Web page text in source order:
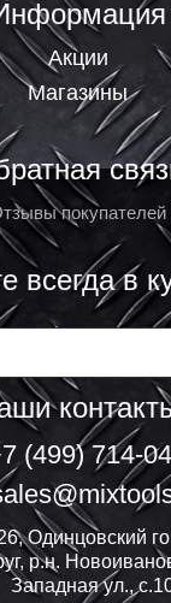
Акции
Магазины
покупателей
всегда в
(499) 714-
Одинцовский
р.н.
Западная ул.,